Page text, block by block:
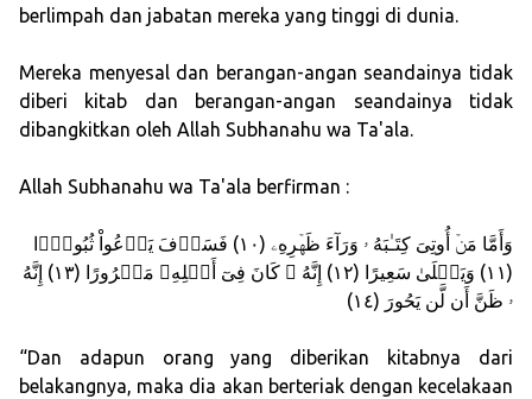
berlimpah dan jabatan mereka yang tinggi di dunia.
Mereka menyesal dan berangan-angan seandainya tidak
diberi kitab dan berangan-angan seandainya tidak
dibangkitkan oleh Allah Subhanahu wa Ta'ala.
Allah Subhanahu wa Ta'ala berfirman :
وَأَمَّا مَنۡ أُوتِىَ كِتَـٰبَهُ ۥ وَرَآءَ ظَهۡرِهِۦ (١٠) فَسَوۡفَ يَدۡعُواْ ثُبُورً۬ا
(١١) وَيَصۡلَىٰ سَعِيرًا (١٢) إِنَّهُ ۥ كَانَ فِىٓ أَهۡلِهِۦ مَسۡرُورًا (١٣) إِنَّهُ
ۥ ظَنَّ أَن لَّن يَحُورَ (١٤)
“Dan adapun orang yang diberikan kitabnya dari
belakangnya, maka dia akan berteriak dengan kecelakaan